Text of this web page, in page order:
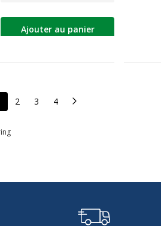
Ajouter au panier
2 3 4 Page suivante